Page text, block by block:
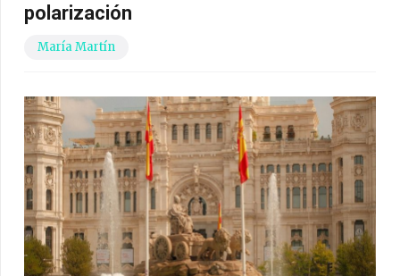
polarización
María Martín